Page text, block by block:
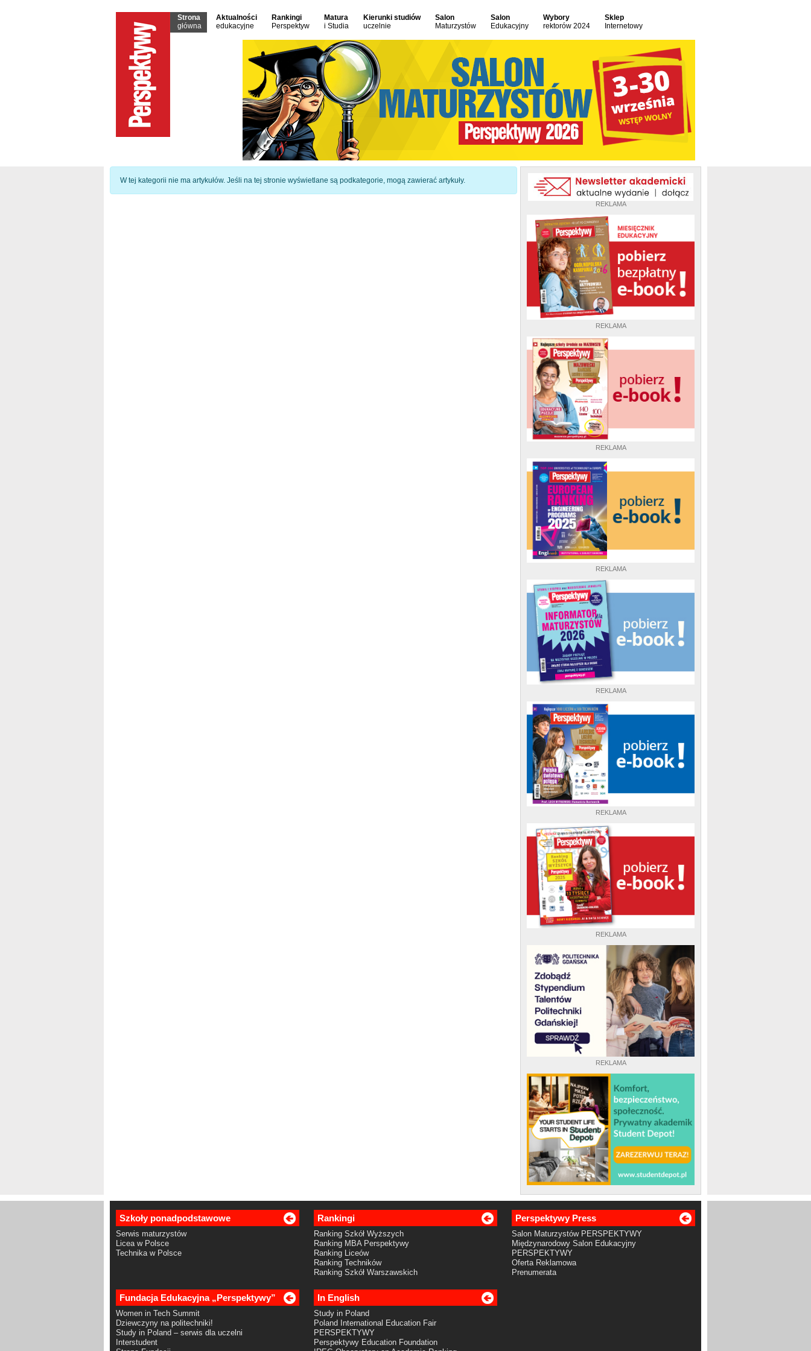
Strona
główna
Aktualności
edukacyjne
Rankingi
Perspektyw
Matura
i Studia
Kierunki studiów
uczelnie
Salon
Maturzystów
Salon
Edukacyjny
Wybory
rektorów 2024
Sklep
Internetowy
REKLAMA
REKLAMA
REKLAMA
REKLAMA
REKLAMA
REKLAMA
REKLAMA
REKLAMA
Informacja
W tej kategorii nie ma artykułów. Jeśli na tej stronie wyświetlane są podkategorie, mogą zawierać artykuły.
Szkoły ponadpodstawowe
Serwis maturzystów
Licea w Polsce
Technika w Polsce
Rankingi
Ranking Szkół Wyższych
Ranking MBA Perspektywy
Ranking Liceów
Ranking Techników
Ranking Szkół Warszawskich
Perspektywy Press
Salon Maturzystów PERSPEKTYWY
Międzynarodowy Salon Edukacyjny
PERSPEKTYWY
Oferta Reklamowa
Prenumerata
Fundacja Edukacyjna „Perspektywy”
Women in Tech Summit
Dziewczyny na politechniki!
Study in Poland – serwis dla uczelni
Interstudent
In English
Study in Poland
Poland International Education Fair
PERSPEKTYWY
Perspektywy Education Foundation